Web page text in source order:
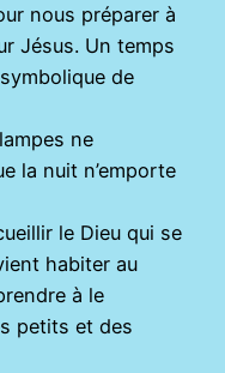
nous préparer à
Jésus. Un temps
de
ne
la nuit n’emporte
le Dieu qui se
habiter au
à le
petits et des